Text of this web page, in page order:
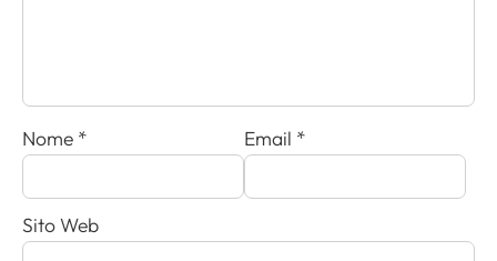
Nome * Email *
Sito Web